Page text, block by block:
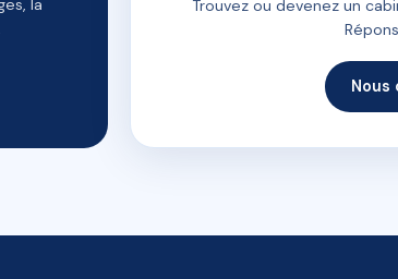
la
Trouvez ou devenez un